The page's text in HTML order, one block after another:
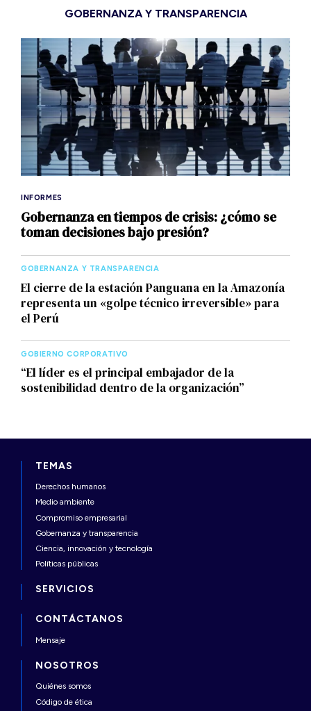
GOBERNANZA Y TRANSPARENCIA
INFORMES
Gobernanza en tiempos de crisis: ¿cómo se
toman decisiones bajo presión?
GOBERNANZA Y TRANSPARENCIA
El cierre de la estación Panguana en la Amazonía
representa un «golpe técnico irreversible» para
el Perú
GOBIERNO CORPORATIVO
“El líder es el principal embajador de la
sostenibilidad dentro de la organización”
TEMAS
Derechos humanos
Medio ambiente
Compromiso empresarial
Gobernanza y transparencia
Ciencia, innovación y tecnología
Políticas públicas
SERVICIOS
CONTÁCTANOS
Mensaje
NOSOTROS
Quiénes somos
Código de ética